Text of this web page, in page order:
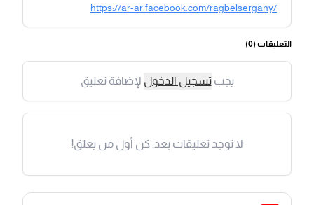
https://ar-ar.facebook.com/ragbelsergany/
التعليقات (0
)
يجبتسجيل الدخول لإضافة تعليق
لا توجد تعليقات بعد. كن أول من يعلق!